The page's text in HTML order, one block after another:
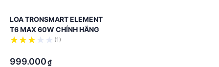
LOA TRONSMART ELEMENT
T6 MAX 60W CHÍNH HÃNG
(1)
999.000₫